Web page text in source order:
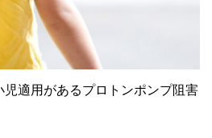
適用があるプロトンポンプ阻害